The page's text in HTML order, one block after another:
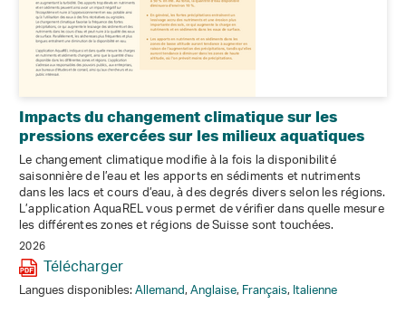
Impacts du changement climatique sur les
pressions exercées sur les milieux aquatiques
Le changement climatique modifie à la fois la disponibilité
saisonnière de l’eau et les apports en sédiments et nutriments
dans les lacs et cours d’eau, à des degrés divers selon les régions.
L’application AquaREL vous permet de vérifier dans quelle mesure
les différentes zones et régions de Suisse sont touchées.
2026
Télécharger
Langues disponibles:Allemand,Anglaise,Français,Italienne